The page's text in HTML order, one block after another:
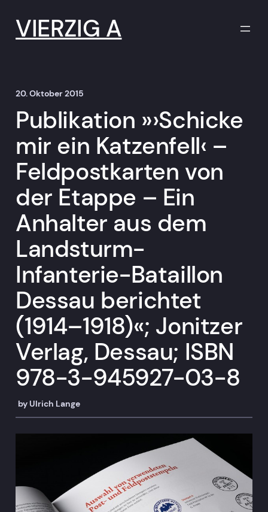
Inhalt
springenVIERZIG A
20. Oktober 2015
Publikation »›Schicke
mir ein Katzenfell‹ –
Feldpostkarten von
der Etappe – Ein
Anhalter aus dem
Landsturm-
Infanterie-Bataillon
Dessau berichtet
(1914–1918)«; Jonitzer
Verlag, Dessau; ISBN
978-3-945927-03-8
by Ulrich Lange